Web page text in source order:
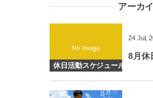
アーカ
休日活動スケジュール
24 Jul,
8月休